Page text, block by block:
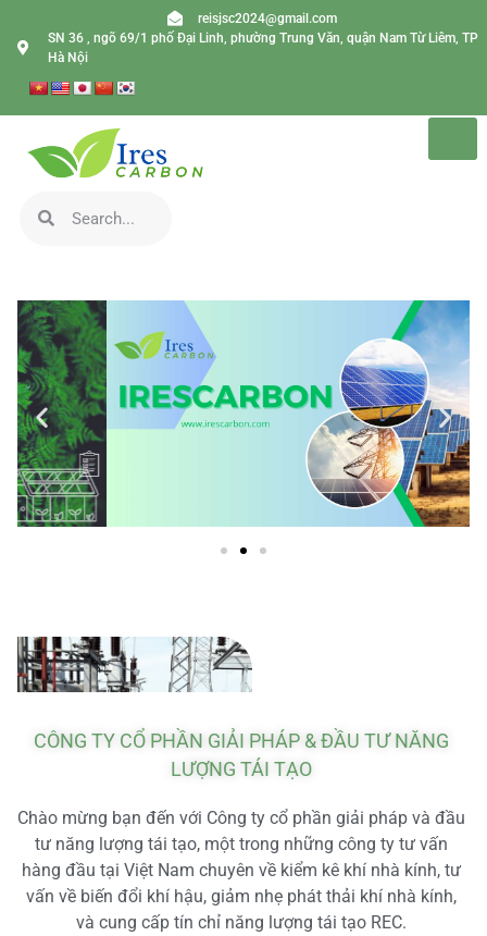
reisjsc2024@gmail.com
SN 36 , ngõ 69/1 phố Đại Linh, phường Trung Văn, quận Nam Từ Liêm, TP
Hà Nội
CÔNG TY CỔ PHẦN GIẢI PHÁP & ĐẦU TƯ NĂNG
LƯỢNG TÁI TẠO
Chào mừng bạn đến với Công ty cổ phần giải pháp và đầu
tư năng lượng tái tạo, một trong những công ty tư vấn
hàng đầu tại Việt Nam chuyên về kiểm kê khí nhà kính, tư
vấn về biến đổi khí hậu, giảm nhẹ phát thải khí nhà kính,
và cung cấp tín chỉ năng lượng tái tạo REC.